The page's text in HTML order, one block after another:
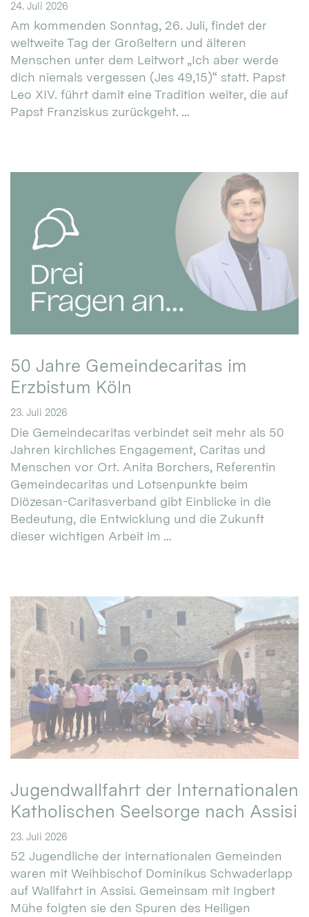
24. Juli 2026
Am kommenden Sonntag, 26. Juli, findet der
weltweite Tag der Großeltern und älteren
Menschen unter dem Leitwort „Ich aber werde
dich niemals vergessen (Jes 49,15)“ statt. Papst
Leo XIV. führt damit eine Tradition weiter, die auf
Papst Franziskus zurückgeht. ...
50 Jahre Gemeindecaritas im
Erzbistum Köln
23. Juli 2026
Die Gemeindecaritas verbindet seit mehr als 50
Jahren kirchliches Engagement, Caritas und
Menschen vor Ort. Anita Borchers, Referentin
Gemeindecaritas und Lotsenpunkte beim
Diözesan-Caritasverband gibt Einblicke in die
Bedeutung, die Entwicklung und die Zukunft
dieser wichtigen Arbeit im ...
Jugendwallfahrt der Internationalen
Katholischen Seelsorge nach Assisi
23. Juli 2026
52 Jugendliche der internationalen Gemeinden
waren mit Weihbischof Dominikus Schwaderlapp
auf Wallfahrt in Assisi. Gemeinsam mit Ingbert
Mühe folgten sie den Spuren des Heiligen